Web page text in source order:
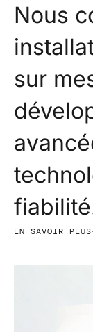
Nous
sur
EN SAVOIR PLUS